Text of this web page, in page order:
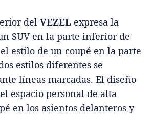
del VEZEL expresa la
SUV en la parte inferior de
estilo de un coupé en la parte
estilos diferentes se
líneas marcadas. El diseño
espacio personal de alta
en los asientos delanteros y